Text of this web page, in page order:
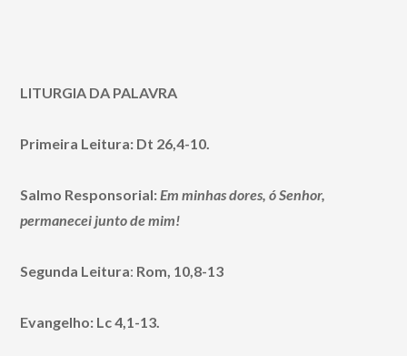
LITURGIA DA PALAVRA
Primeira Leitura: Dt 26,4-10.
Salmo Responsorial:Em minhas dores, ó Senhor,
permanecei junto de mim!
Segunda Leitura: Rom, 10,8-13
Evangelho: Lc 4,1-13.